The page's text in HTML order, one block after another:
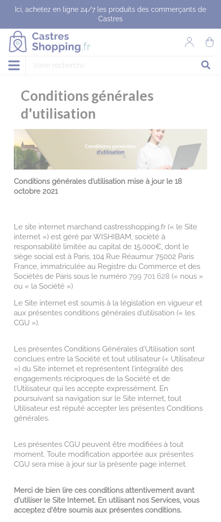
Ici, achetez en ligne 24/7 les produits des commerçants de
Castres
Conditions générales
d'utilisation
Conditions générales d’utilisation mise à jour le 18
octobre 2021
Le site internet marchand castresshopping.fr (« le Site
internet ») est géré par WISHIBAM, société à
responsabilité limitée au capital de 15.000€, dont le
siège social est à Paris, 104 Rue Réaumur 75002 Paris
France, immatriculée au Registre du Commerce et des
Sociétés de Paris sous le numéro 799 701 628 (« nous »
ou « la Société »)
Le Site internet est soumis à la législation en vigueur et
aux présentes conditions générales d’utilisation (« les
CGU »).
Les présentes Conditions Générales d’Utilisation sont
conclues entre la Société et tout utilisateur (« Utilisateur
») du Site internet et représentent l’intégralité des
engagements réciproques de la Société et de
l’Utilisateur qui les accepte expressément. En
poursuivant sa navigation sur le Site internet, tout
Utilisateur est réputé accepter les présentes Conditions
générales.
Les présentes CGU peuvent être modifiées à tout
moment. Toute modification apportée aux présentes
CGU sera mise à jour sur la présente page internet.
Merci de bien lire ces conditions attentivement avant
d'utiliser le Site Internet. En utilisant nos Services, vous
acceptez d'être soumis aux présentes conditions.
Panneau de gestion des cookies